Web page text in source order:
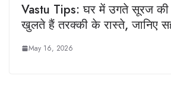
Vastu Tips: घर में उगते सूरज की
खुलते हैं तरक्की के रास्ते, जानिए
May 16, 2026